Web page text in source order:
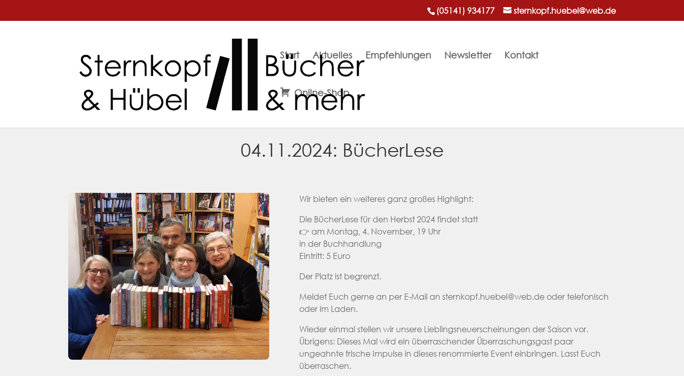
(05141) 934177 sternkopf.huebel@web.de
Start Aktuelles Empfehlungen Newsletter Kontakt
Online-Shop
04.11.2024: BücherLese
Wir bieten ein weiteres ganz großes Highlight:
Die BücherLese für den Herbst 2024 findet statt
👉 am Montag, 4. November, 19 Uhr
in der Buchhandlung
Eintritt: 5 Euro
Der Platz ist begrenzt.
Meldet Euch gerne an per E-Mail an sternkopf.huebel@web.de oder telefonisch
oder im Laden.
Wieder einmal stellen wir unsere Lieblingsneuerscheinungen der Saison vor.
Übrigens: Dieses Mal wird ein überraschender Überraschungsgast paar
ungeahnte frische Impulse in dieses renommierte Event einbringen. Lasst Euch
überraschen.